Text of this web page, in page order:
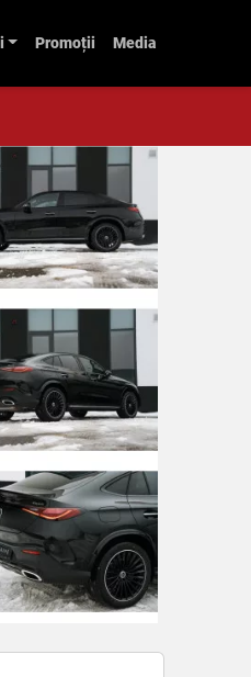
Promoții Media